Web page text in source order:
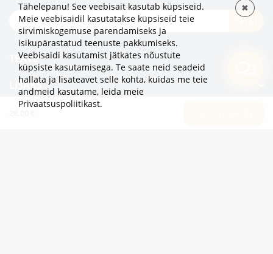
TELLI
TEAVE
LISAKS
KATEGOORIAD
Tähelepanu! See veebisait kasutab küpsiseid.
Meie veebisaidil kasutatakse küpsiseid teie
sirvimiskogemuse parendamiseks ja
isikupärastatud teenuste pakkumiseks.
Veebisaidi kasutamist jätkates nõustute
küpsiste kasutamisega. Te saate neid seadeid
hallata ja lisateavet selle kohta, kuidas me teie
andmeid kasutame, leida meie
Privaatsuspoliitikast.
✖